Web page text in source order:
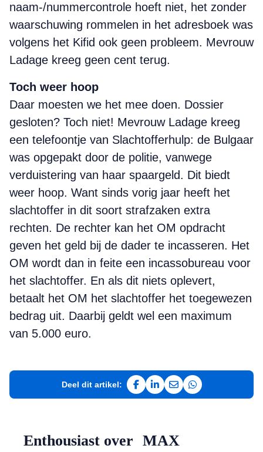
naam-/nummercontrole hoeft niet, het zonder
waarschuwing rommelen in het adresboek was
volgens het Kifid ook geen probleem. Mevrouw
Ladage kreeg geen cent terug.
Toch weer hoop
Daar moesten we het mee doen. Dossier
gesloten? Toch niet! Mevrouw Ladage kreeg
een telefoontje van Slachtofferhulp: de Bulgaar
was opgepakt door de politie, vanwege
verduistering van haar spaargeld. Dit biedt
weer hoop. Want sinds vorig jaar heeft het
slachtoffer in dit soort strafzaken extra
rechten. De rechter kan het OM opdracht
geven het geld bij de dader te incasseren. Het
OM wordt dan in feite een incassobureau voor
het slachtoffer. En als dit niets oplevert,
betaalt het OM het slachtoffer het toegewezen
bedrag uit. Daarbij geldt wel een maximum
van 5.000 euro.
Deel dit artikel:
Deel op Facebook
Deel op LinkedIn
Deel via e-mail
Deel via
Enthousiast over MAX